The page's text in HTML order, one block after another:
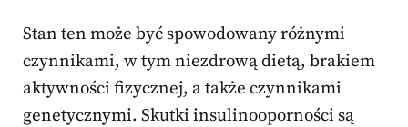
Stan ten może być spowodowany różnymi
czynnikami, w tym niezdrową dietą, brakiem
aktywności fizycznej, a także czynnikami
genetycznymi. Skutki insulinooporności są